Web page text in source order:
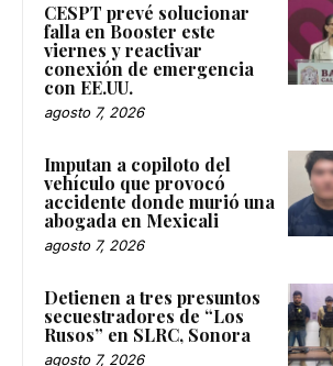
CESPT prevé solucionar
falla en Booster este
viernes y reactivar
conexión de emergencia
con EE.UU.
agosto 7, 2026
Imputan a copiloto del
vehículo que provocó
accidente donde murió una
abogada en Mexicali
agosto 7, 2026
Detienen a tres presuntos
secuestradores de “Los
Rusos” en SLRC, Sonora
agosto 7, 2026